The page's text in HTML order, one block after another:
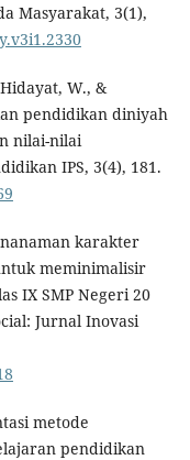
Masyarakat, 3(1),
W., &
pendidikan diniyah
nilai-nilai
IPS, 3(4), 181.
karakter
meminimalisir
IX SMP Negeri 20
Jurnal Inovasi
metode
pendidikan